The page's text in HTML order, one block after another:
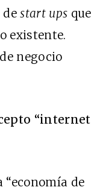
destart ups que
existente.
negocio
“internet
“economía de